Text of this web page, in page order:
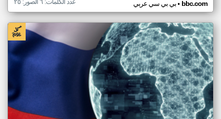
بي بي سي عربي• bbc.com